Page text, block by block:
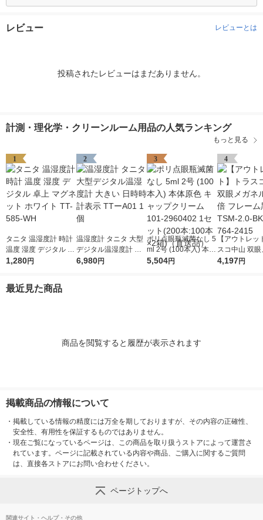
レビュー レビューとは
投稿されたレビューはまだありません。
計測・理化学・クリーンルーム用品の人気ランキング
もっと見る
1
タニタ 温湿度計 時計
温度 湿度 デジタル 卓
上 マグネット ホワイ
1,280円
2
温湿度計 タニタ 大型
デジタル温湿度計 大
きい 日時時計表示 TT
6,980円
3
ポリ点眼瓶滅菌なし 5
ml 2号 (100本入) 本体
原色 キャップクリー
5,504円
4
【アウトレッ
スコ中山 双
ルーペ2倍 フ
4,197円
最近見た商品
商品を閲覧すると履歴が表示されます
掲載商品の情報について
・ 掲載している情報の精度には万全を期しておりますが、その内容の正確性、
安全性、有用性を保証するものではありません。
・ 現在ご覧になっているページは、この商品を取り扱うストアによって運営さ
れています。ページに記載されている内容や商品、ご購入に関するご質問
は、直接各ストアにお問い合わせください。
ページトップへ
関連サイト・ヘルプ・その他